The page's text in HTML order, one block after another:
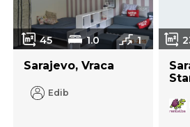
45 1.0 1
Sarajevo, Vraca
Edib